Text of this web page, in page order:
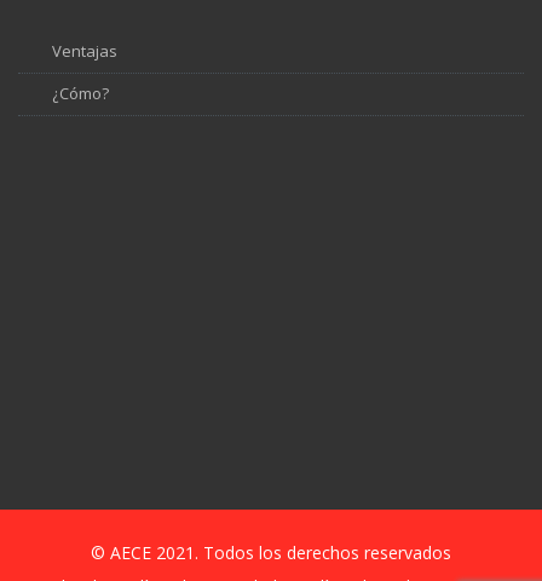
Ventajas
¿Cómo?
© AECE 2021. Todos los derechos reservados